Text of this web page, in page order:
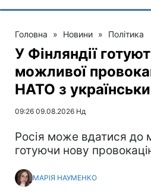
Головна » Новини » Політика
У Фінляндії
можливої
НАТО з
09:26 09.08.2026 Нд
Росія може вдатися до
готуючи нову
МАРІЯ НАУМЕНКО